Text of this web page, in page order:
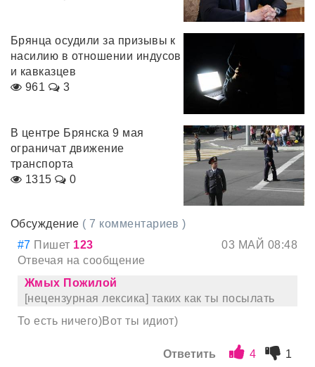
Брянца осудили за призывы к
насилию в отношении индусов
и кавказцев
961
3
В центре Брянска 9 мая
ограничат движение
транспорта
1315
0
Обсуждение ( 7 комментариев )
#7 Пишет 123
03 МАЙ 08:48
Отвечая на сообщение
Жмых Пожилой
[нецензурная лексика] таких как ты посылать
То есть ничего)Вот ты идиот)
Ответить 4 1